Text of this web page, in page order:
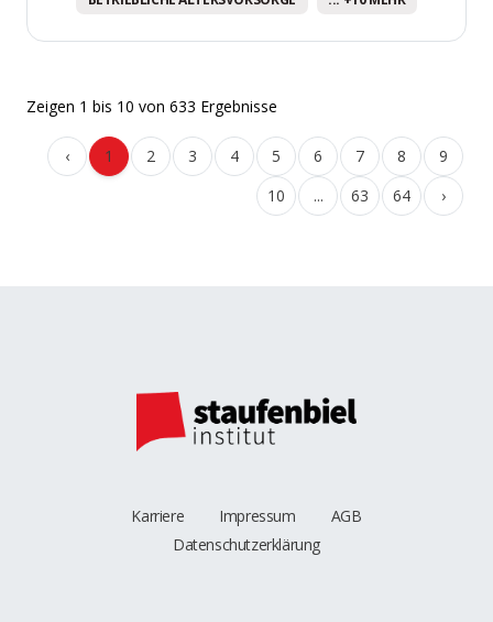
Zeigen 1 bis 10 von 633 Ergebnisse
‹ 1 2 3 4 5 6 7 8
9
10
... 63 64 ›
Karriere Impressum
AGB
Datenschutzerklärung